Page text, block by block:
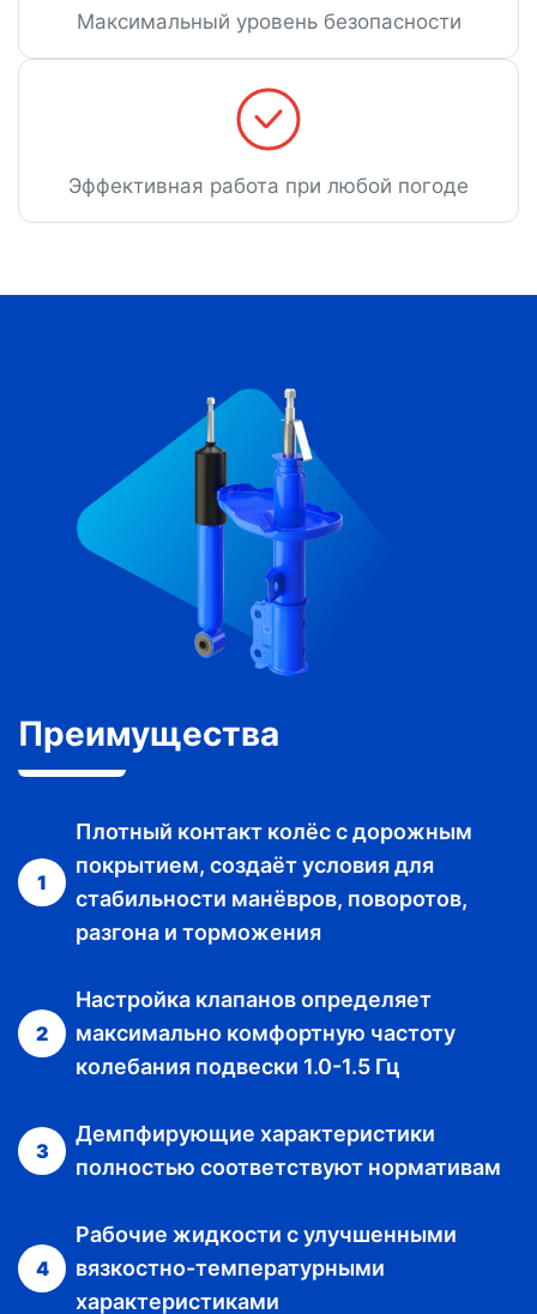
Максимальный уровень безопасности
Эффективная работа при любой погоде
Преимущества
1
Плотный контакт колёс с дорожным
покрытием, создаёт условия для
стабильности манёвров, поворотов,
разгона и торможения
2
Настройка клапанов определяет
максимально комфортную частоту
колебания подвески 1.0-1.5 Гц
3
Демпфирующие характеристики
полностью соответствуют нормативам
4
Рабочие жидкости с улучшенными
вязкостно-температурными
характеристиками